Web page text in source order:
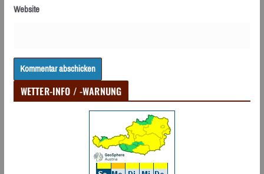
Website
WETTER-INFO / -WARNUNG